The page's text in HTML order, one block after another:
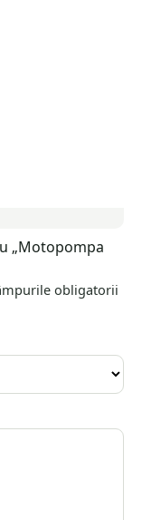
„Motopompa
obligatorii